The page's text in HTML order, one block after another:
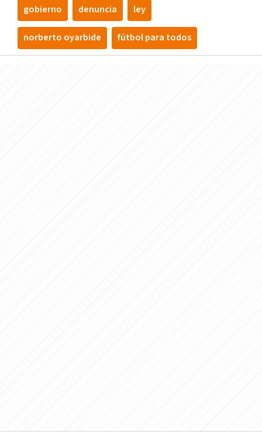
gobierno denuncia ley
norberto oyarbide fútbol para todos